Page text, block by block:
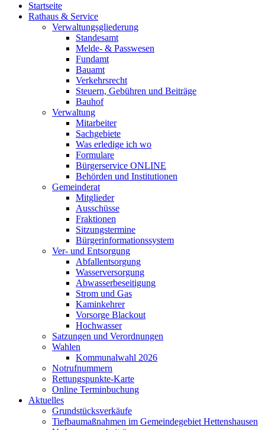
Startseite
Rathaus & Service
Verwaltungsgliederung
Standesamt
Melde- & Passwesen
Fundamt
Bauamt
Verkehrsrecht
Steuern, Gebühren und Beiträge
Bauhof
Verwaltung
Mitarbeiter
Sachgebiete
Was erledige ich wo
Formulare
Bürgerservice ONLINE
Behörden und Institutionen
Gemeinderat
Mitglieder
Ausschüsse
Fraktionen
Sitzungstermine
Bürgerinformationssystem
Ver- und Entsorgung
Abfallentsorgung
Wasserversorgung
Abwasserbeseitigung
Strom und Gas
Kaminkehrer
Vorsorge Blackout
Hochwasser
Satzungen und Verordnungen
Wahlen
Kommunalwahl 2026
Notrufnummern
Rettungspunkte-Karte
Online Terminbuchung
Aktuelles
Grundstücksverkäufe
Tiefbaumaßnahmen im Gemeindegebiet Hettenshausen